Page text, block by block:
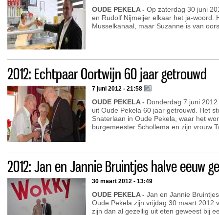
OUDE PEKELA - Op zaterdag 30 juni
en Rudolf Nijmeijer elkaar het ja-woord.
Musselkanaal, maar Suzanne is van
2012: Echtpaar Oortwijn 60 jaar getrouwd
7 juni 2012 - 21:58
OUDE PEKELA - Donderdag 7 juni
uit Oude Pekela 60 jaar getrouwd. Het
Snaterlaan in Oude Pekela, waar het
burgemeester Schollema en zijn vrouw
2012: Jan en Jannie Bruintjes halve eeuw
30 maart 2012 - 13:49
OUDE PEKELA - Jan en Jannie
Oude Pekela zijn vrijdag 30 maart 2012
zijn dan al gezellig uit eten geweest bij